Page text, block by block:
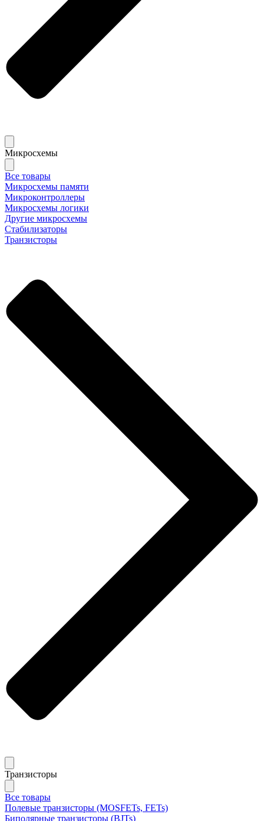
Микросхемы
Все товары
Микросхемы памяти
Микроконтроллеры
Микросхемы логики
Другие микросхемы
Стабилизаторы
Транзисторы
Транзисторы
Все товары
Полевые транзисторы (MOSFETs, FETs)
Биполярные транзисторы (BJTs)